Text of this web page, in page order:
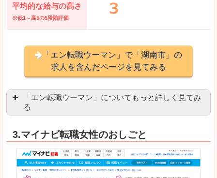
平均的な給与の高さ
※低1～高5の5段階評価
「エン転職ウーマン」で「湖南市」の
求人を含んだページを見てみる
「エン転職ウーマン」についてもっと詳しく見てみ
る
良いところ
職種や勤務地など、すでに次のお仕事がイメージ
転職Q＆Aやノウハウが豊富なうえ、面接サポー
3.マイナビ転職女性のおしごと